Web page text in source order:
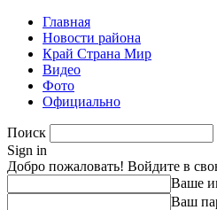
Главная
Новости района
Край Страна Мир
Видео
Фото
Официально
Поиск
Sign in
Добро пожаловать! Войдите в
Ваше
Ваш